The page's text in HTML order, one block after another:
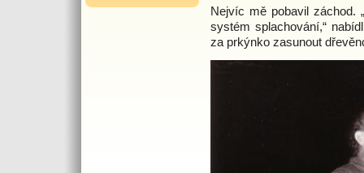
Nejvíc mě pobavil záchod.
systém splachování,“
za prkýnko zasunout